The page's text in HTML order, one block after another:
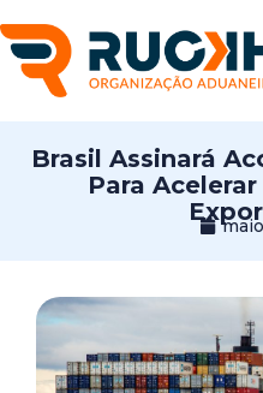
Brasil Assinará
Para